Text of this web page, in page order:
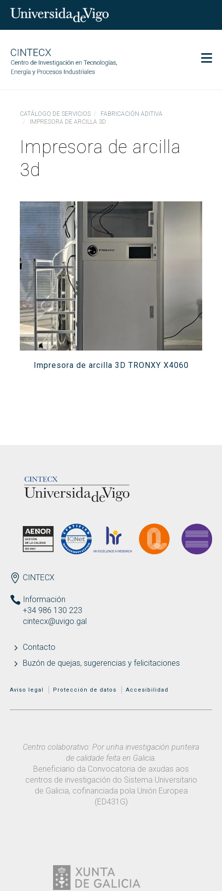
Investigación
Servicios
Ciencia y sociedad
Igualdad
GL EN Search
Buscar
por:
BUSCAR
Twitter Instagram
Youtube
CATÁLOGO DE SERVICIOS
FABRICACIÓN ADITIVA
IMPRESORA DE ARCILLA 3D
Impresora de arcilla
3d
Impresora de arcilla 3D TRONXY X4060
ENDEREZO ES
CINTECX
Información
+34 986 130 223
cintecx@uvigo.gal
Contacto
Buzón de quejas, sugerencias y felicitaciones
MENÚ ADICIONAL
Aviso legal Protección de datos Accesibilidad
Centro colaborativo: Por unha investigación punteira
de calidade feita en Galicia.
Beneficiario da Convocatoria de axudas aos
centros de investigación do Sistema Universitario
de Galicia, cofinanciada pola Unión Europea
(ED431G)